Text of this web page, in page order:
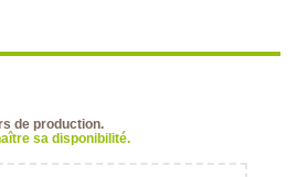
de production.
sa disponibilité.